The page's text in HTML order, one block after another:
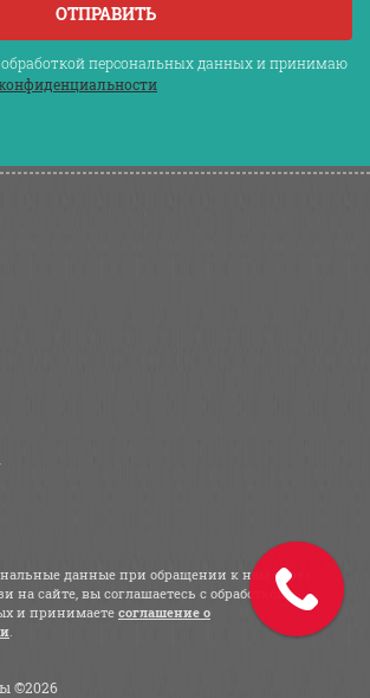
ОТПРАВИТЬ
персональных данных и принимаю
данные при обращении к нам через
на сайте, вы соглашаетесь с обработкой
и принимаете соглашение о
©2026